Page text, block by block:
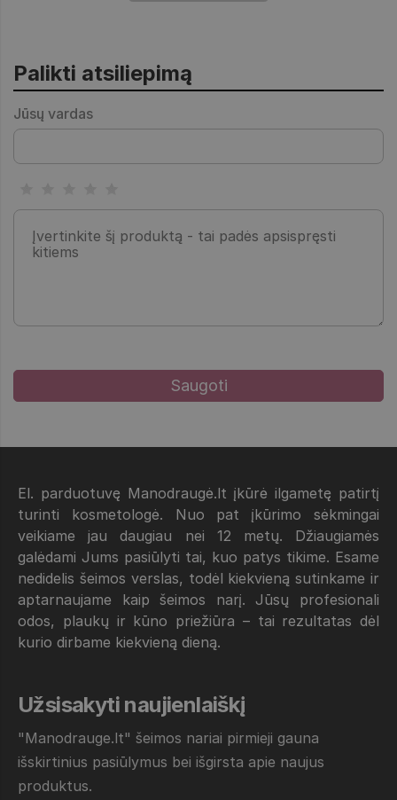
Palikti atsiliepimą
Jūsų vardas
El. parduotuvę Manodraugė.lt įkūrė ilgametę patirtį
turinti kosmetologė. Nuo pat įkūrimo sėkmingai
veikiame jau daugiau nei 12 metų. Džiaugiamės
galėdami Jums pasiūlyti tai, kuo patys tikime. Esame
nedidelis šeimos verslas, todėl kiekvieną sutinkame ir
aptarnaujame kaip šeimos narį. Jūsų profesionali
odos, plaukų ir kūno priežiūra – tai rezultatas dėl
kurio dirbame kiekvieną dieną.
Užsisakyti naujienlaiškį
"Manodrauge.lt" šeimos nariai pirmieji gauna
išskirtinius pasiūlymus bei išgirsta apie naujus
produktus.